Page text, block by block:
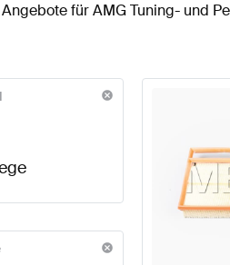
für AMG Tuning- und
& Auspuffanlage AMG